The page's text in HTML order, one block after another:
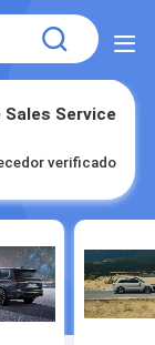
Service
verificado